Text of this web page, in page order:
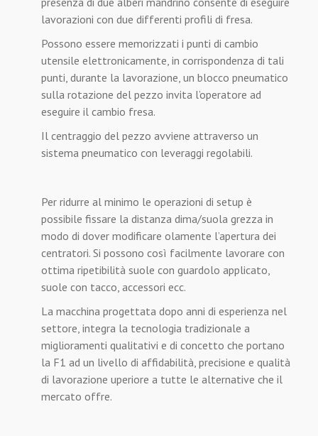
lavorazioni con due differenti profili di fresa.
Possono essere memorizzati i punti di cambio
utensile elettronicamente, in corrispondenza di tali
punti, durante la lavorazione, un blocco pneumatico
sulla rotazione del pezzo invita l’operatore ad
eseguire il cambio fresa.
Il centraggio del pezzo avviene attraverso un
sistema pneumatico con leveraggi regolabili.
Per ridurre al minimo le operazioni di setup è
possibile fissare la distanza dima/suola grezza in
modo di dover modificare olamente l’apertura dei
centratori. Si possono così facilmente lavorare con
ottima ripetibilità suole con guardolo applicato,
suole con tacco, accessori ecc.
La macchina progettata dopo anni di esperienza nel
settore, integra la tecnologia tradizionale a
miglioramenti qualitativi e di concetto che portano
la F1 ad un livello di affidabilità, precisione e qualità
di lavorazione uperiore a tutte le alternative che il
mercato offre.